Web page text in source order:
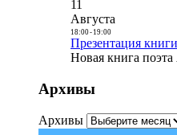
11
Августа
18:00- 19:00
Презентация
Новая книга
Архивы
Архивы